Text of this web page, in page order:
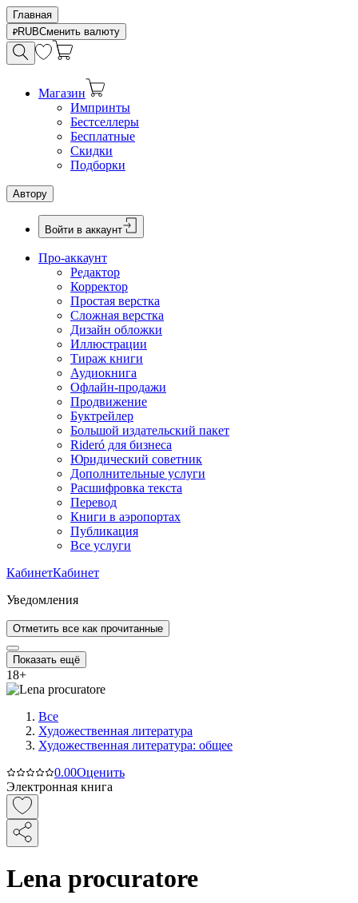
Главная
RUBСменить валюту
Магазин
Импринты
Бестселлеры
Бесплатные
Скидки
Подборки
Автору
Войти в аккаунт
Про-аккаунт
Редактор
Корректор
Простая верстка
Сложная верстка
Дизайн обложки
Иллюстрации
Тираж книги
Аудиокнига
Офлайн-продажи
Продвижение
Буктрейлер
Большой издательский пакет
Rideró для бизнеса
Юридический советник
Дополнительные услуги
Расшифровка текста
Перевод
Книги в аэропортах
Публикация
Все услуги
КабинетКабинет
Уведомления
Отметить все как прочитанные
Показать ещё
18+
Все
Художественная литература
Художественная литература: общее
0.00Оценить
Электронная книга
Lena procuratore